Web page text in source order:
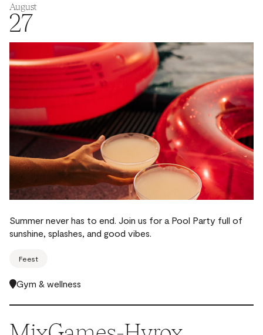
August
27
Summer never has to end. Join us for a Pool Party full of
sunshine, splashes, and good vibes.
Feest
Gym & wellness